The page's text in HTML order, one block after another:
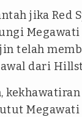
jika Red
telah
dari